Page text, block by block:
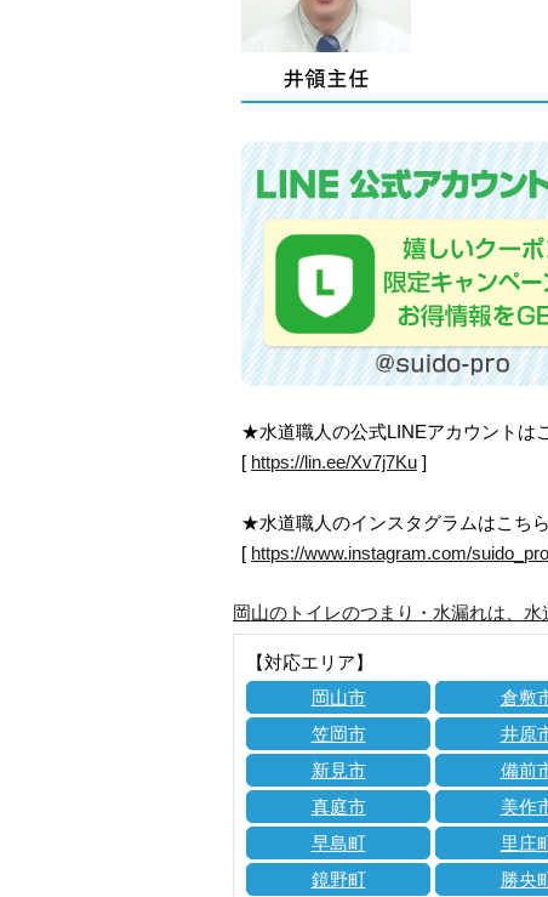
★水道職人の公式LINEアカウントは
[ https://lin.ee/Xv7j7Ku ]
★水道職人のインスタグラムはこちら
[ https://www.instagram.com/
岡山のトイレのつまり・水漏れは、
【対応エリア】
岡山市
倉敷
笠岡市
井原
新見市
備前
真庭市
美作
早島町
里庄
鏡野町
勝央